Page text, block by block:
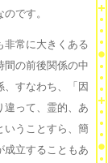
です。
常に大きくある
間の前後関係の中
、すなわち、「因
違って、霊的、あ
いうことすら、簡
成立することもあ